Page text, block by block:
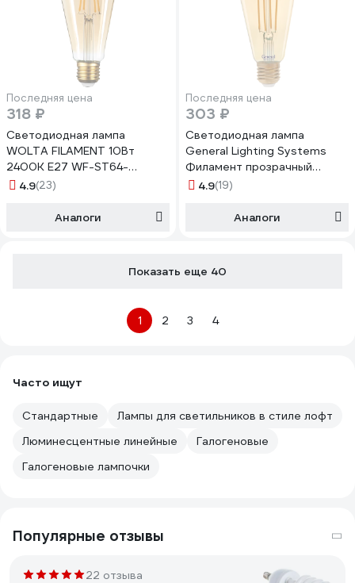
Последняя цена
318 ₽
Светодиодная лампа
WOLTA FILAMENT 10Вт
2400K Е27 WF-ST64-
10W2.4KE27
4.9(23)
Аналоги
Последняя цена
303 ₽
Светодиодная лампа
General Lighting Systems
Филамент прозрачный
золотой E27 10Вт 810Лм
GLDEN-ST64S-10-230-E27-
4.9(19)
Аналоги
Показать еще 40
1 2 3 4
Часто ищут
Стандартные
Лампы для светильников в стиле лофт
Люминесцентные линейные
Галогеновые
Галогеновые лампочки
Популярные отзывы
22 отзыва